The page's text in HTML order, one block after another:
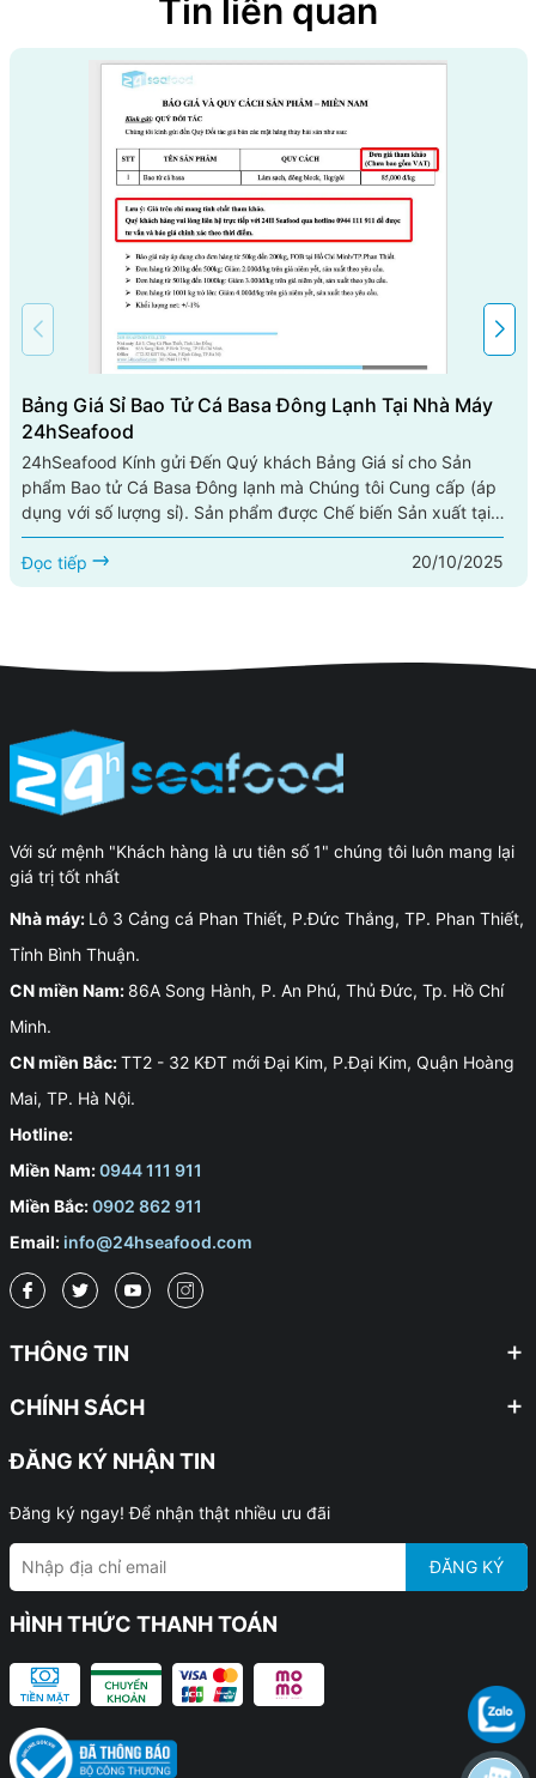
Tin liên quan
Bảng Giá Sỉ Bao Tử Cá Basa Đông Lạnh Tại Nhà Máy
24hSeafood
24hSeafood Kính gửi Đến Quý khách Bảng Giá sỉ cho Sản
phẩm Bao tử Cá Basa Đông lạnh mà Chúng tôi Cung cấp (áp
dụng với số lượng sỉ). Sản phẩm được Chế biến Sản xuất tại
Nhà máy Chế biến Thủy sản 24hSeafood. Cấp đông theo tiêu
chuẩn IQF. BÁO GIÁ SỈ BAO TỬ CÁ BASA ĐÔNG LẠNH CỦA
24HSEAFOOD BÁO GIÁ VÀ QUY CÁCH SẢN PHẨM – MIỀN
Đọc tiếp 20/10/2025
Với sứ mệnh "Khách hàng là ưu tiên số 1" chúng tôi luôn mang lại
giá trị tốt nhất
Nhà máy: Lô 3 Cảng cá Phan Thiết, P.Đức Thắng, TP. Phan Thiết,
Tỉnh Bình Thuận.
CN miền Nam: 86A Song Hành, P. An Phú, Thủ Đức, Tp. Hồ Chí
Minh.
CN miền Bắc:TT2 - 32 KĐT mới Đại Kim, P.Đại Kim, Quận Hoàng
Mai, TP. Hà Nội.
Hotline:
Miền Nam:0944 111 911
Miền Bắc:0902 862 911
Email: info@24hseafood.com
THÔNG TIN
CHÍNH SÁCH
ĐĂNG KÝ NHẬN TIN
Đăng ký ngay! Để nhận thật nhiều ưu đãi
ĐĂNG KÝ
HÌNH THỨC THANH TOÁN